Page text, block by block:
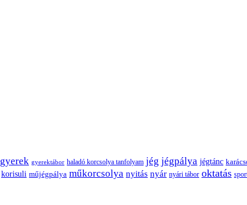
gyerek gyerektábor haladó korcsolya tanfolyam jég jégpálya jégtánc
korisuli műjégpálya műkorcsolya nyitás nyár nyári tábor oktatás